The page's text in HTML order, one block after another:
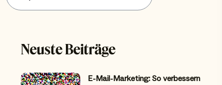
Neuste Beiträge
E-Mail-Marketing: So verbessern